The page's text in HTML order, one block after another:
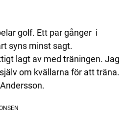
golf. Ett par gånger i
syns minst sagt.
lagt av med träningen. Jag
om kvällarna för att träna.